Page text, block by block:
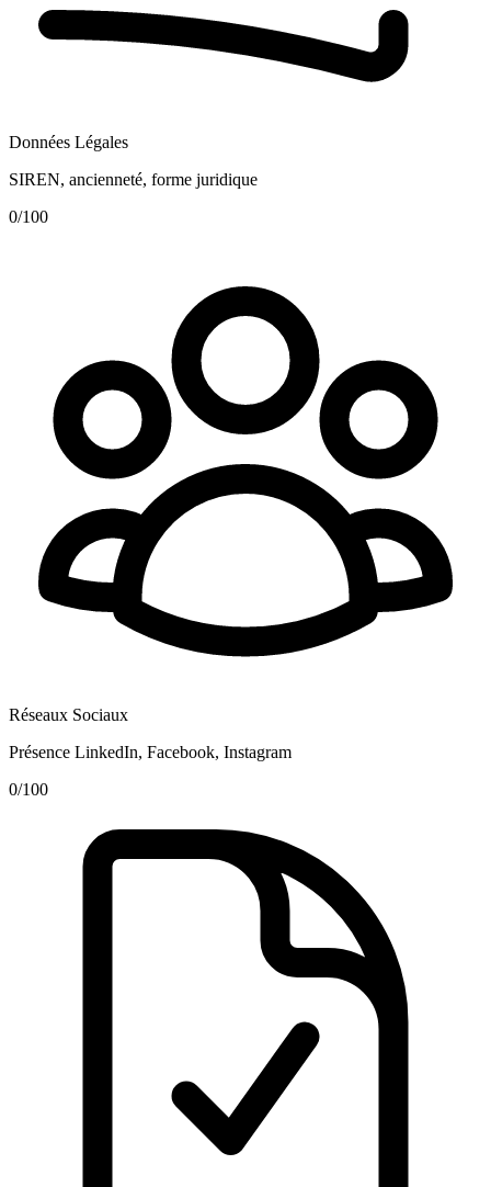
Données Légales
SIREN, ancienneté, forme juridique
0/100
Réseaux Sociaux
Présence LinkedIn, Facebook, Instagram
0/100